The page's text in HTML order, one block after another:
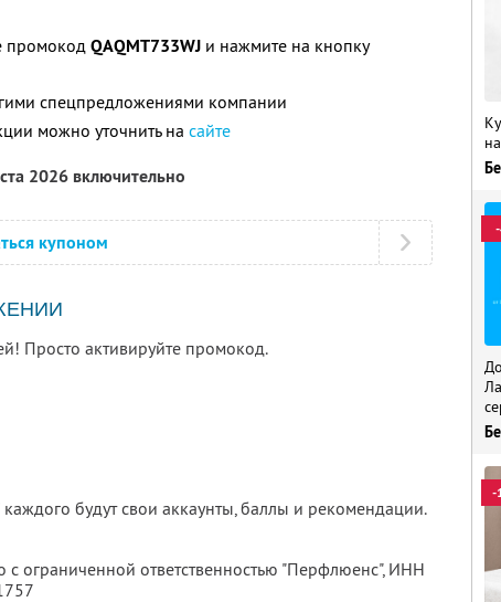
промокодQAQMT733WJ и нажмите на кнопку
спецпредложениями компании
можно уточнить на сайте
2026 включительно
купоном
Просто активируйте промокод.
будут свои аккаунты, баллы и рекомендации.
с ограниченной ответственностью "Перфлюенс", ИНН
-